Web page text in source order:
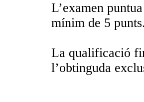
L’examen
mínim de 5 punts.
La qualificació
l’obtinguda